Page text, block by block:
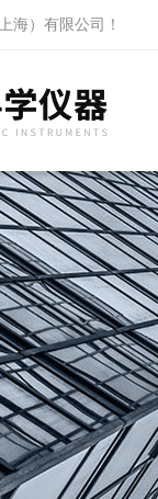
海）有限公司 ！